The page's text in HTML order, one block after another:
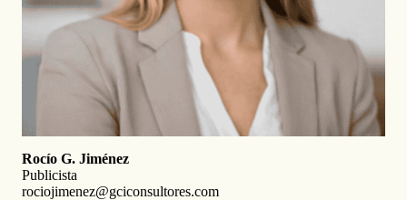
Rocío G. Jiménez
Publicista
rociojimenez@gciconsultores.com